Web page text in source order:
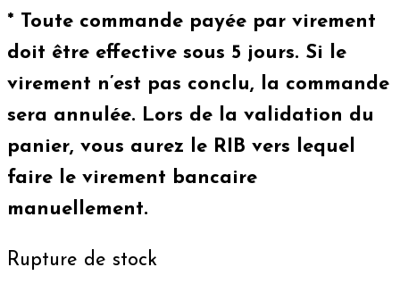
* Toute commande payée par virement
doit être effective sous 5 jours. Si le
virement n’est pas conclu, la commande
sera annulée. Lors de la validation du
panier, vous aurez le RIB vers lequel
faire le virement bancaire
manuellement.
Rupture de stock